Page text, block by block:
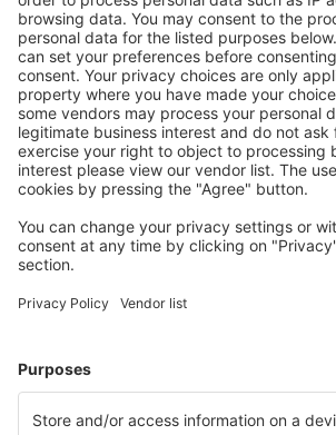
Bangkok
Trang Airport (TST)
Trat Airport (TDX)
Ubon Ratchathani Airport (UBP)
Rayong U-Tapao (UTP)